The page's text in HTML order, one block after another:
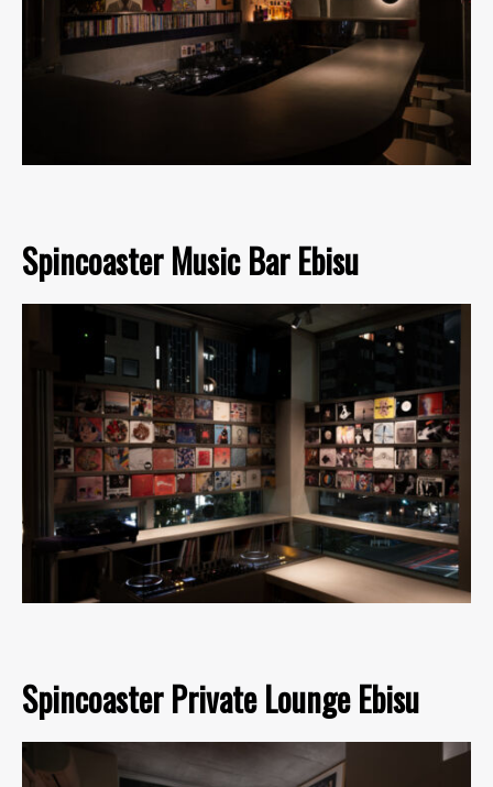
Spincoaster Music Bar Ebisu
Spincoaster Private Lounge Ebisu